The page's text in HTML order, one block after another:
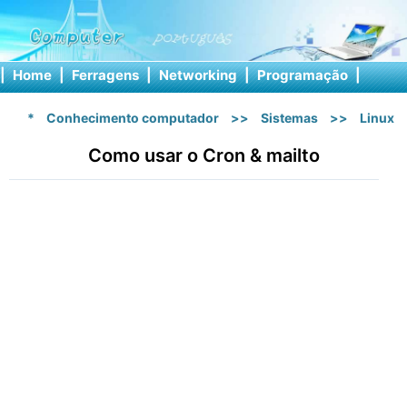
| Home | Ferragens | Networking | Programação |
* Conhecimento computador >> Sistemas >> Linux
Como usar o Cron & mailto